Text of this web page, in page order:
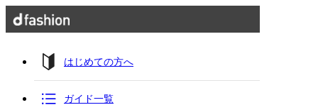
はじめての方へ
ガイド一覧